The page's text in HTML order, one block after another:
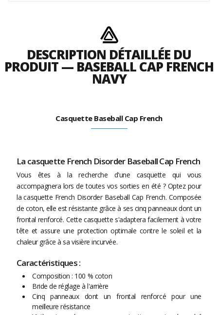
DESCRIPTION DÉTAILLÉE DU
PRODUIT — BASEBALL CAP FRENCH
NAVY
Casquette Baseball Cap French
La casquette French Disorder Baseball Cap French
Vous êtes à la recherche d'une casquette qui vous
accompagnera lors de toutes vos sorties en été ? Optez pour
la casquette French Disorder Baseball Cap French. Composée
de coton, elle est résistante grâce à ses cinq panneaux dont un
frontal renforcé. Cette casquette s'adaptera facilement à votre
tête et assure une protection optimale contre le soleil et la
chaleur grâce à sa visière incurvée.
Caractéristiques :
Composition : 100 % coton
Bride de réglage à l'arrière
Cinq panneaux dont un frontal renforcé pour une
meilleure résistance